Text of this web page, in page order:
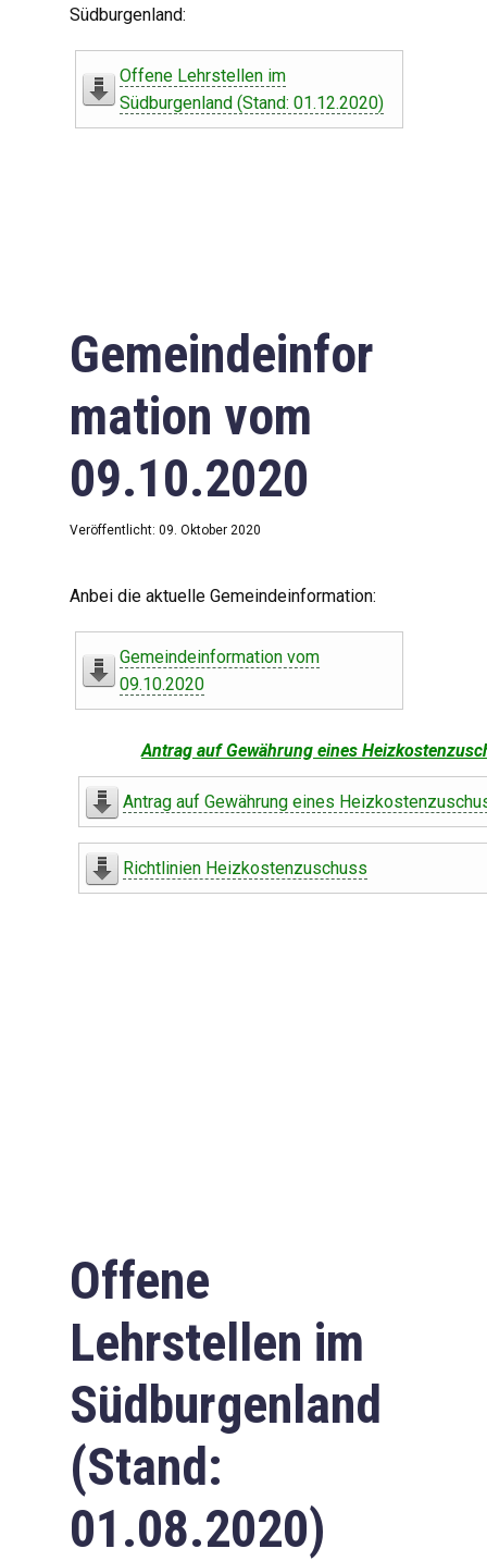
Südburgenland:
Offene Lehrstellen im
Südburgenland (Stand: 01.12.2020)
Gemeindeinfor
mation vom
09.10.2020
Veröffentlicht: 09. Oktober 2020
Anbei die aktuelle Gemeindeinformation:
Gemeindeinformation vom
09.10.2020
Antrag auf Gewährung eines
Antrag auf Gewährung eines
Richtlinien Heizkostenzuschuss
Offene
Lehrstellen im
Südburgenland
(Stand:
01.08.2020)